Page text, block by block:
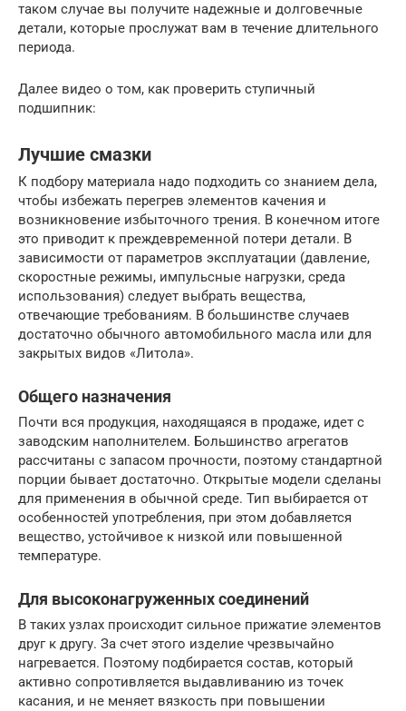
таком случае вы получите надежные и долговечные
детали, которые прослужат вам в течение длительного
периода.
Далее видео о том, как проверить ступичный
подшипник:
Лучшие смазки
К подбору материала надо подходить со знанием дела,
чтобы избежать перегрев элементов качения и
возникновение избыточного трения. В конечном итоге
это приводит к преждевременной потери детали. В
зависимости от параметров эксплуатации (давление,
скоростные режимы, импульсные нагрузки, среда
использования) следует выбрать вещества,
отвечающие требованиям. В большинстве случаев
достаточно обычного автомобильного масла или для
закрытых видов «Литола».
Общего назначения
Почти вся продукция, находящаяся в продаже, идет с
заводским наполнителем. Большинство агрегатов
рассчитаны с запасом прочности, поэтому стандартной
порции бывает достаточно. Открытые модели сделаны
для применения в обычной среде. Тип выбирается от
особенностей употребления, при этом добавляется
вещество, устойчивое к низкой или повышенной
температуре.
Для высоконагруженных соединений
В таких узлах происходит сильное прижатие элементов
друг к другу. За счет этого изделие чрезвычайно
нагревается. Поэтому подбирается состав, который
активно сопротивляется выдавливанию из точек
касания, и не меняет вязкость при повышении